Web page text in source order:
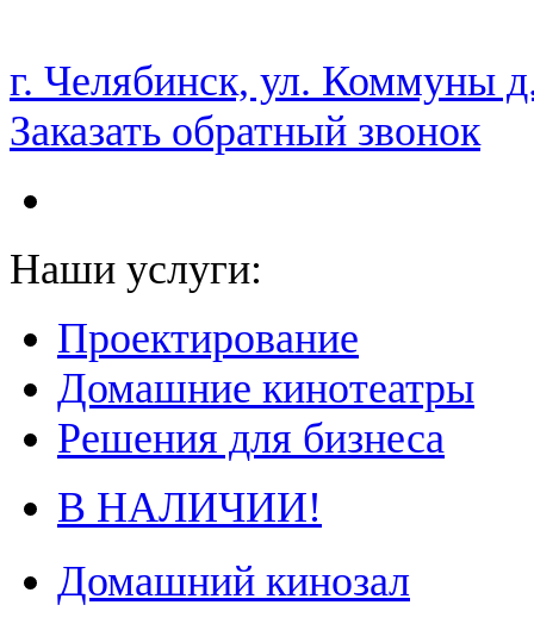
НАМ ДОВЕРЯЮТ С 2003 ГОДА
г. Челябинск, ул. Коммуны
Заказать обратный звонок
Наши услуги:
Проектирование
Домашние кинотеатры
Решения для бизнеса
В НАЛИЧИИ!
Домашний кинозал